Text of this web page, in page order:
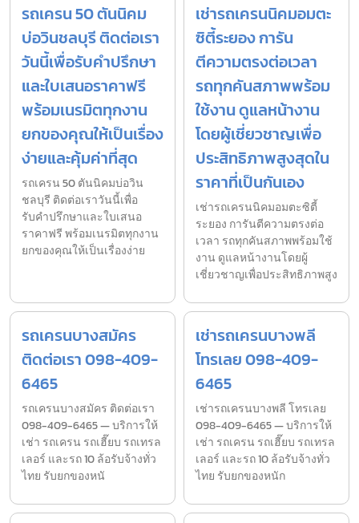
รถเครน 50 ตันนิคม
บ่อวินชลบุรี ติดต่อเรา
วันนี้เพื่อรับคำปรึกษา
และใบเสนอราคาฟรี
พร้อมเนรมิตทุกงาน
ยกของคุณให้เป็นเรื่อง
ง่ายและคุ้มค่าที่สุด
รถเครน 50 ตันนิคมบ่อวิน
ชลบุรี ติดต่อเราวันนี้เพื่อ
รับคำปรึกษาและใบเสนอ
ราคาฟรี พร้อมเนรมิตทุกงาน
ยกของคุณให้เป็นเรื่องง่าย
เช่ารถเครนนิคมอมตะ
ซิตี้ระยอง การัน
ตีความตรงต่อเวลา
รถทุกคันสภาพพร้อม
ใช้งาน ดูแลหน้างาน
โดยผู้เชี่ยวชาญเพื่อ
ประสิทธิภาพสูงสุดใน
ราคาที่เป็นกันเอง
เช่ารถเครนนิคมอมตะซิตี้
ระยอง การันตีความตรงต่อ
เวลา รถทุกคันสภาพพร้อมใช้
งาน ดูแลหน้างานโดยผู้
เชี่ยวชาญเพื่อประสิทธิภาพสูง
รถเครนบางสมัคร
ติดต่อเรา 098-409-
6465
รถเครนบางสมัคร ติดต่อเรา
098-409-6465 — บริการให้
เช่า รถเครน รถเฮี๊ยบ รถเทรล
เลอร์ และรถ 10 ล้อรับจ้างทั่ว
ไทย รับยกของหนั
เช่ารถเครนบางพลี
โทรเลย 098-409-
6465
เช่ารถเครนบางพลี โทรเลย
098-409-6465 — บริการให้
เช่า รถเครน รถเฮี๊ยบ รถเทรล
เลอร์ และรถ 10 ล้อรับจ้างทั่ว
ไทย รับยกของหนัก